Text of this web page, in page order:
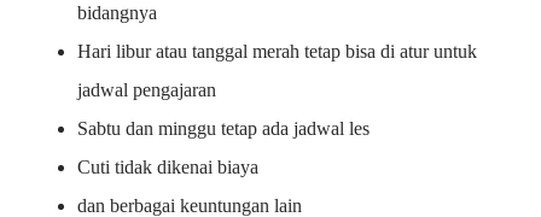
bidangnya
Hari libur atau tanggal merah tetap bisa di atur untuk
jadwal pengajaran
Sabtu dan minggu tetap ada jadwal les
Cuti tidak dikenai biaya
dan berbagai keuntungan lain